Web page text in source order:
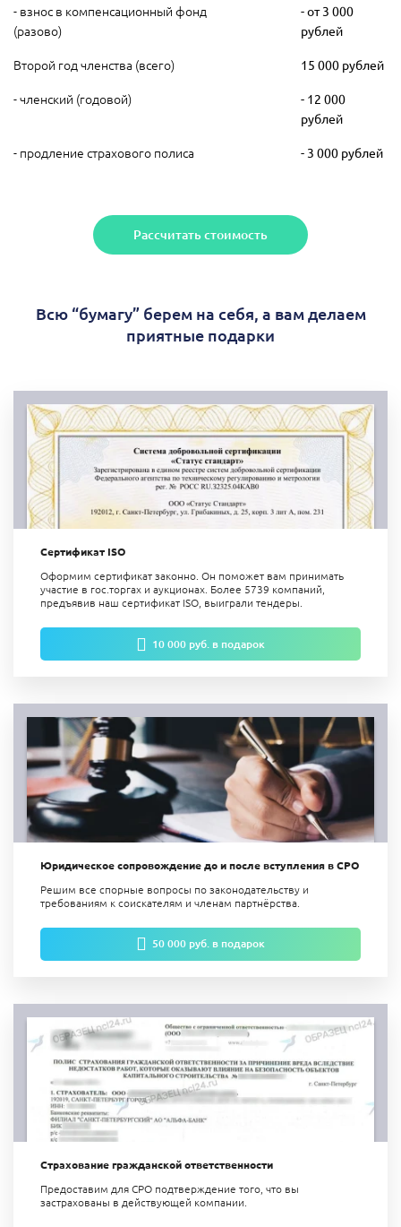
- взнос в компенсационный фонд
(разово)
- от 3 000
рублей
Второй год членства (всего) 15 000 рублей
- членский (годовой)
- 12 000
рублей
- продление страхового полиса - 3 000 рублей
Рассчитать стоимость
Всю “бумагу” берем на себя, а вам делаем
приятные подарки
Сертификат ISO
Оформим сертификат законно. Он поможет вам принимать
участие в гос.торгах и аукционах. Более 5739 компаний,
предъявив наш сертификат ISO, выиграли тендеры.
10 000 руб. в подарок
Юридическое сопровождение до и после вступления в СРО
Решим все спорные вопросы по законодательству и
требованиям к соискателям и членам партнёрства.
50 000 руб. в подарок
Страхование гражданской ответственности
Предоставим для СРО подтверждение того, что вы
застрахованы в действующей компании.